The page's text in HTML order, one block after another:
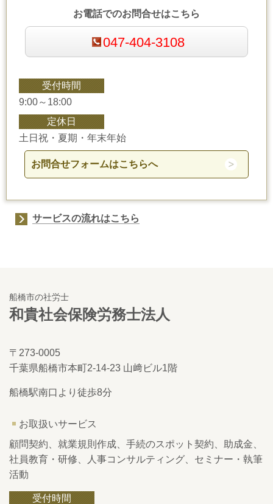
お電話でのお問合せはこちら
047-404-3108
受付時間
9:00～18:00
定休日
土日祝・夏期・年末年始
お問合せフォームはこちらへ
サービスの流れはこちら
船橋市の社労士
和貴社会保険労務士法人
〒273-0005
千葉県船橋市本町2-14-23 山﨑ビル1階
船橋駅南口より徒歩8分
お取扱いサービス
顧問契約、就業規則作成、手続のスポット契約、助成金、
社員教育・研修、人事コンサルティング、セミナー・執筆
活動
受付時間